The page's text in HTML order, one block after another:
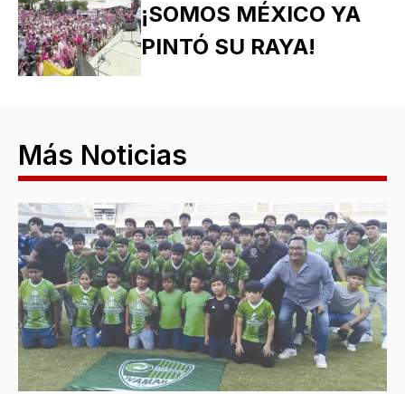
¡SOMOS MÉXICO YA
PINTÓ SU RAYA!
Más Noticias